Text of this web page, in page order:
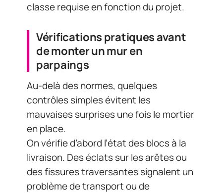
classe requise en fonction du projet.
Vérifications pratiques avant
de monter un mur en
parpaings
Au-delà des normes, quelques
contrôles simples évitent les
mauvaises surprises une fois le mortier
en place.
On vérifie d’abord l’état des blocs à la
livraison. Des éclats sur les arêtes ou
des fissures traversantes signalent un
problème de transport ou de